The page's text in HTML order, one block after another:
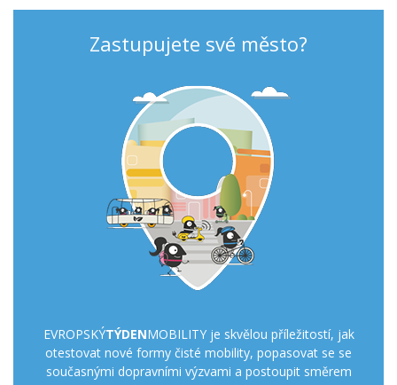
Zastupujete své město?
EVROPSKÝTÝDENMOBILITY je skvělou příležitostí, jak
otestovat nové formy čisté mobility, popasovat se se
současnými dopravními výzvami a postoupit směrem